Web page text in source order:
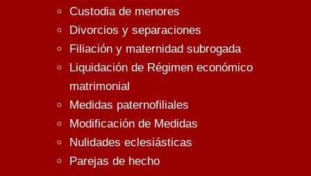
Custodia de menores
Divorcios y separaciones
Filiación y maternidad subrogada
Liquidación de Régimen económico
matrimonial
Medidas paternofiliales
Modificación de Medidas
Nulidades eclesiásticas
Parejas de hecho